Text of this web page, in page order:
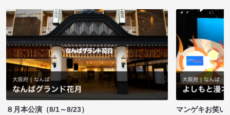
８月本公演（8/1～8/23）
マンゲキお笑い